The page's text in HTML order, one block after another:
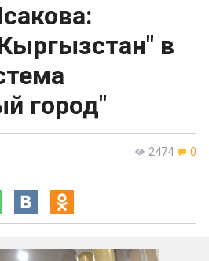
в
город"
2474 0